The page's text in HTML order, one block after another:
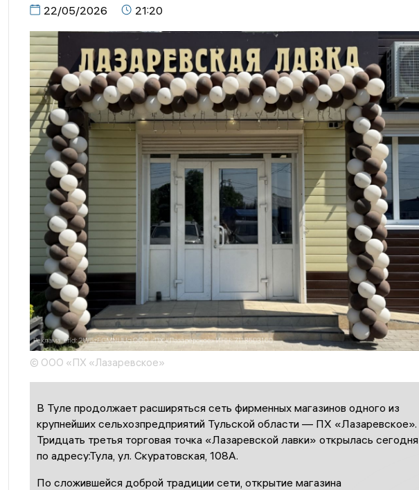
22/05/2026 21:20
© ООО «ПХ «Лазаревское»
В Туле продолжает расширяться сеть фирменных магазинов одного из
крупнейших сельхозпредприятий Тульской области — ПХ «Лазаревское».
Тридцать третья торговая точка «Лазаревской лавки» открылась сегодня
по адресу:Тула, ул. Скуратовская, 108А.
По сложившейся доброй традиции сети, открытие магазина